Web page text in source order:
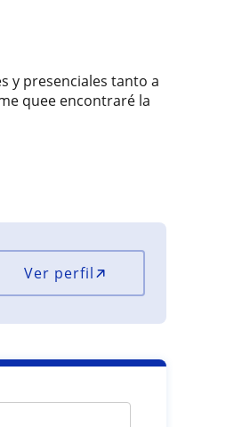
y presenciales tanto a
quee encontraré la
Ver perfil